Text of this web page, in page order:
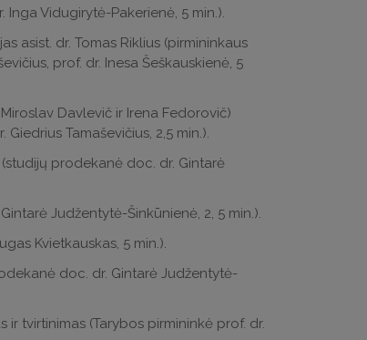
Inga Vidugirytė-Pakerienė, 5 min.).
asist. dr. Tomas Riklius (pirmininkaus
prof. dr. Inesa Šeškauskienė, 5
Davlevič ir Irena Fedorovič)
Tamaševičius, 2,5 min.).
prodekanė doc. dr. Gintarė
Judžentytė-Šinkūnienė, 2, 5 min.).
Kvietkauskas, 5 min.).
doc. dr. Gintarė Judžentytė-
ir tvirtinimas (Tarybos pirmininkė prof. dr.